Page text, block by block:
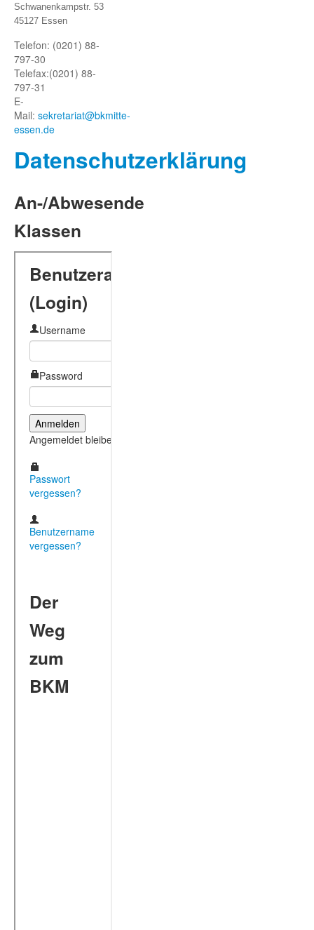
Schwanenkampstr. 53
45127 Essen
Telefon: (0201) 88-
797-30
Telefax:(0201) 88-
797-31
E-
Mail: sekretariat@bkmitte-
essen.de
Datenschutzerklärung
An-/Abwesende
Klassen